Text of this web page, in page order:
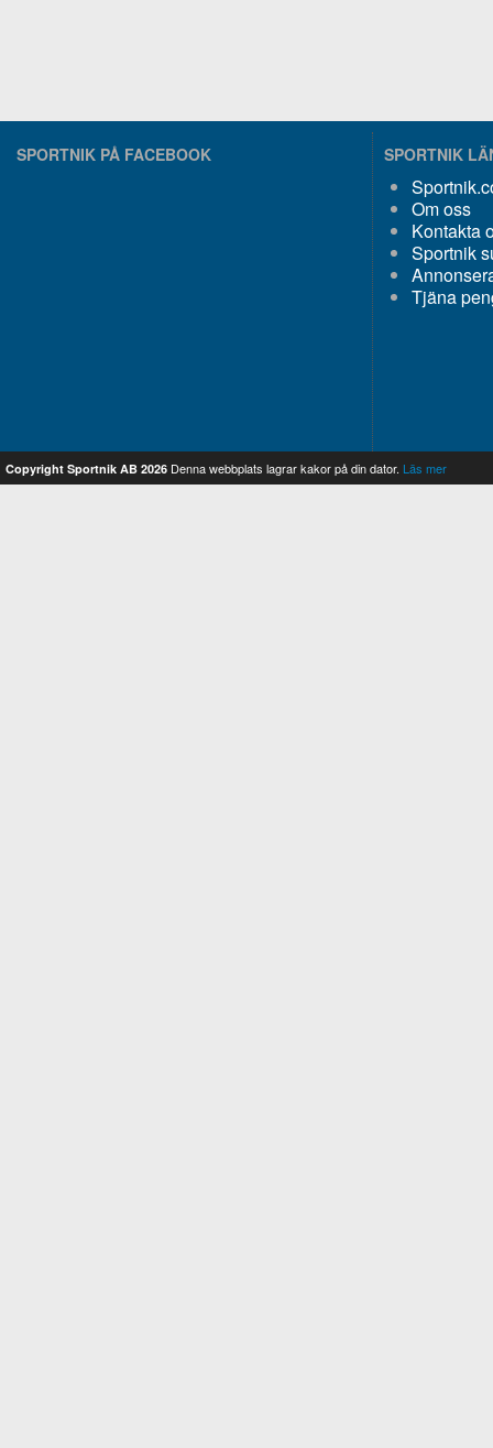
SPORTNIK PÅ FACEBOOK SPORTNIK
Om oss
Kontakta
Sportnik
Tjäna
Copyright Sportnik AB 2026 Denna webbplats lagrar kakor på din dator. Läs mer